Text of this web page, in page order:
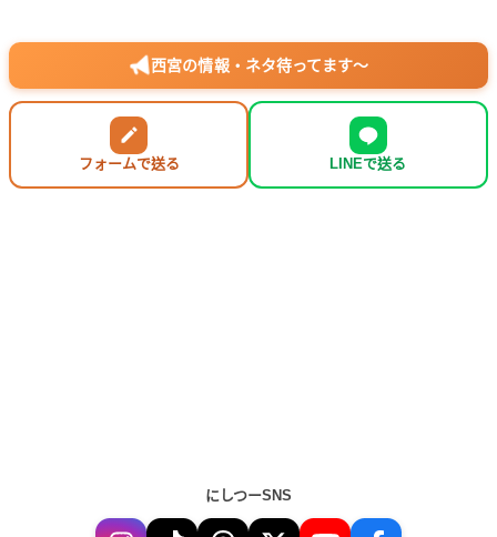
西宮の情報・ネタ待ってます〜
フォームで送る LINEで送る
にしつーSNS